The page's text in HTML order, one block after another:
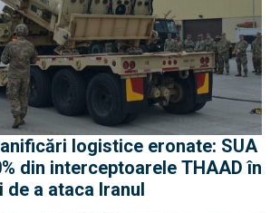
logistice eronate: SUA
din interceptoarele THAAD în
de a ataca Iranul